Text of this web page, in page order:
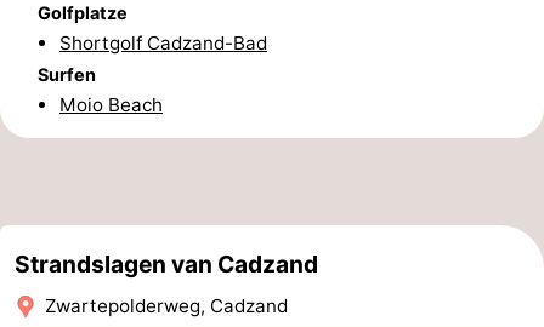
Forum
Route
-
Medizin
Adressen
Region
Golfplatze
Shortgolf Cadzand-Bad
Surfen
Moio Beach
Strandslagen van Cadzand
Zwartepolderweg, Cadzand